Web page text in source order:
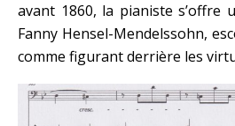
avant 1860, la pianiste s’offre
Fanny Hensel-Mendelssohn,
comme figurant derrière les